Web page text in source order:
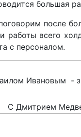
большая
после
работы всего
с персоналом.
Ивановым -
С Дмитрием